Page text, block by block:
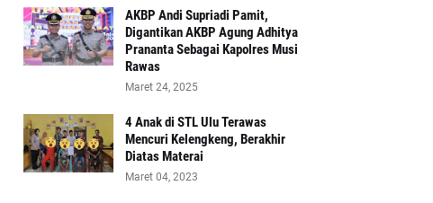
AKBP Andi Supriadi Pamit,
Digantikan AKBP Agung Adhitya
Prananta Sebagai Kapolres Musi
Rawas
Maret 24, 2025
4 Anak di STL Ulu Terawas
Mencuri Kelengkeng, Berakhir
Diatas Materai
Maret 04, 2023